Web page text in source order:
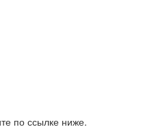
по ссылке ниже.